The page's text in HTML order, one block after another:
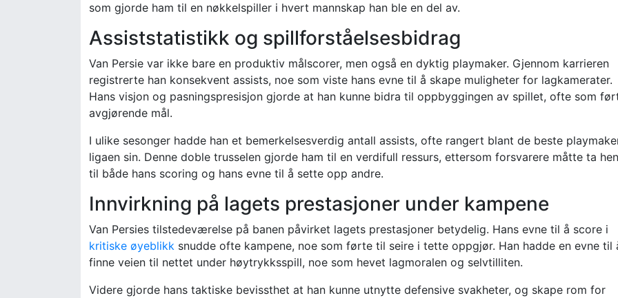
som gjorde ham til en nøkkelspiller i hvert mannskap han ble en del av.
Assiststatistikk og spillforståelsesbidrag
Van Persie var ikke bare en produktiv målscorer, men også en dyktig playmaker. Gjennom karrieren
registrerte han konsekvent assists, noe som viste hans evne til å skape muligheter for lagkamerater.
Hans visjon og pasningspresisjon gjorde at han kunne bidra til oppbyggingen av spillet, ofte som
avgjørende mål.
I ulike sesonger hadde han et bemerkelsesverdig antall assists, ofte rangert blant de beste
ligaen sin. Denne doble trusselen gjorde ham til en verdifull ressurs, ettersom forsvarere måtte ta
til både hans scoring og hans evne til å sette opp andre.
Innvirkning på lagets prestasjoner under kampene
Van Persies tilstedeværelse på banen påvirket lagets prestasjoner betydelig. Hans evne til å score i
kritiske øyeblikk snudde ofte kampene, noe som førte til seire i tette oppgjør. Han hadde en evne til
finne veien til nettet under høytrykksspill, noe som hevet lagmoralen og selvtilliten.
Videre gjorde hans taktiske bevissthet at han kunne utnytte defensive svakheter, og skape rom for